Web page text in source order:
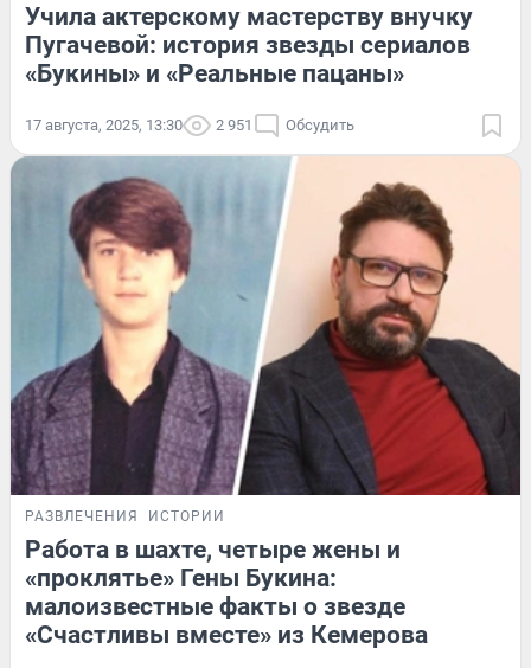
Учила актерскому мастерству внучку
Пугачевой: история звезды сериалов
«Букины» и «Реальные пацаны»
17 августа, 2025, 13:30 2 951 Обсудить
РАЗВЛЕЧЕНИЯ ИСТОРИИ
Работа в шахте, четыре жены и
«проклятье» Гены Букина:
малоизвестные факты о звезде
«Счастливы вместе» из Кемерова